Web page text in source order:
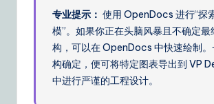
专业提示： 使用 OpenDocs 进行“探
模”。如果你正在头脑风暴且不确定最
构，可以在 OpenDocs 中快速绘制
构确定，便可将特定图表导出到 VP
中进行严谨的工程设计。